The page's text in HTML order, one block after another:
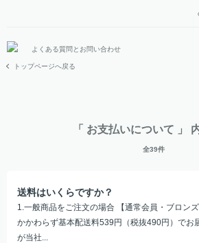
よくある質問とお問い合わせ
トップページへ戻る
「 お支払いについて 」
全39件
送料はいくらですか？
1.一般商品をご注文の場合 【通常会員・ブロ
かかわらず基本配送料539円（税抜490円）で
が当社...